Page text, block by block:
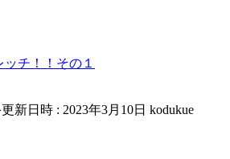
チ！！その１
新日時 : 2023年3月10日 kodukue